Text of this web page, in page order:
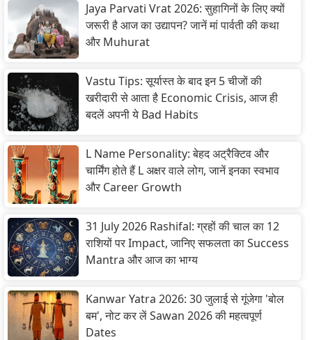
Jaya Parvati Vrat 2026: सुहागिनों के लिए क्यों
जरूरी है आज का उद्यापन? जानें मां पार्वती की कथा
और Muhurat
Vastu Tips: सूर्यास्त के बाद इन 5 चीजों की
खरीदारी से आता है Economic Crisis, आज ही
बदलें अपनी ये Bad Habits
L Name Personality: बेहद अट्रैक्टिव और
चार्मिंग होते हैं L अक्षर वाले लोग, जानें इनका स्वभाव
और Career Growth
31 July 2026 Rashifal: ग्रहों की चाल का 12
राशियों पर Impact, जानिए सफलता का Success
Mantra और आज का भाग्य
Kanwar Yatra 2026: 30 जुलाई से गूंजेगा 'बोल
बम', नोट कर लें Sawan 2026 की महत्वपूर्ण
Dates